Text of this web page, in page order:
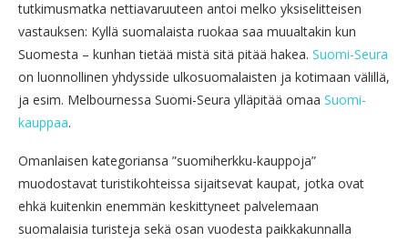
tutkimusmatka nettiavaruuteen antoi melko yksiselitteisen
vastauksen: Kyllä suomalaista ruokaa saa muualtakin kun
Suomesta – kunhan tietää mistä sitä pitää hakea. Suomi-Seura
on luonnollinen yhdysside ulkosuomalaisten ja kotimaan välillä,
ja esim. Melbournessa Suomi-Seura ylläpitää omaa Suomi-
kauppaa.
Omanlaisen kategoriansa ”suomiherkku-kauppoja”
muodostavat turistikohteissa sijaitsevat kaupat, jotka ovat
ehkä kuitenkin enemmän keskittyneet palvelemaan
suomalaisia turisteja sekä osan vuodesta paikkakunnalla